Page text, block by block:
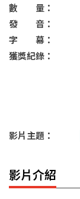
數 量：
發 音：
字 幕：
獲獎紀錄：
影片主題：
影片介紹